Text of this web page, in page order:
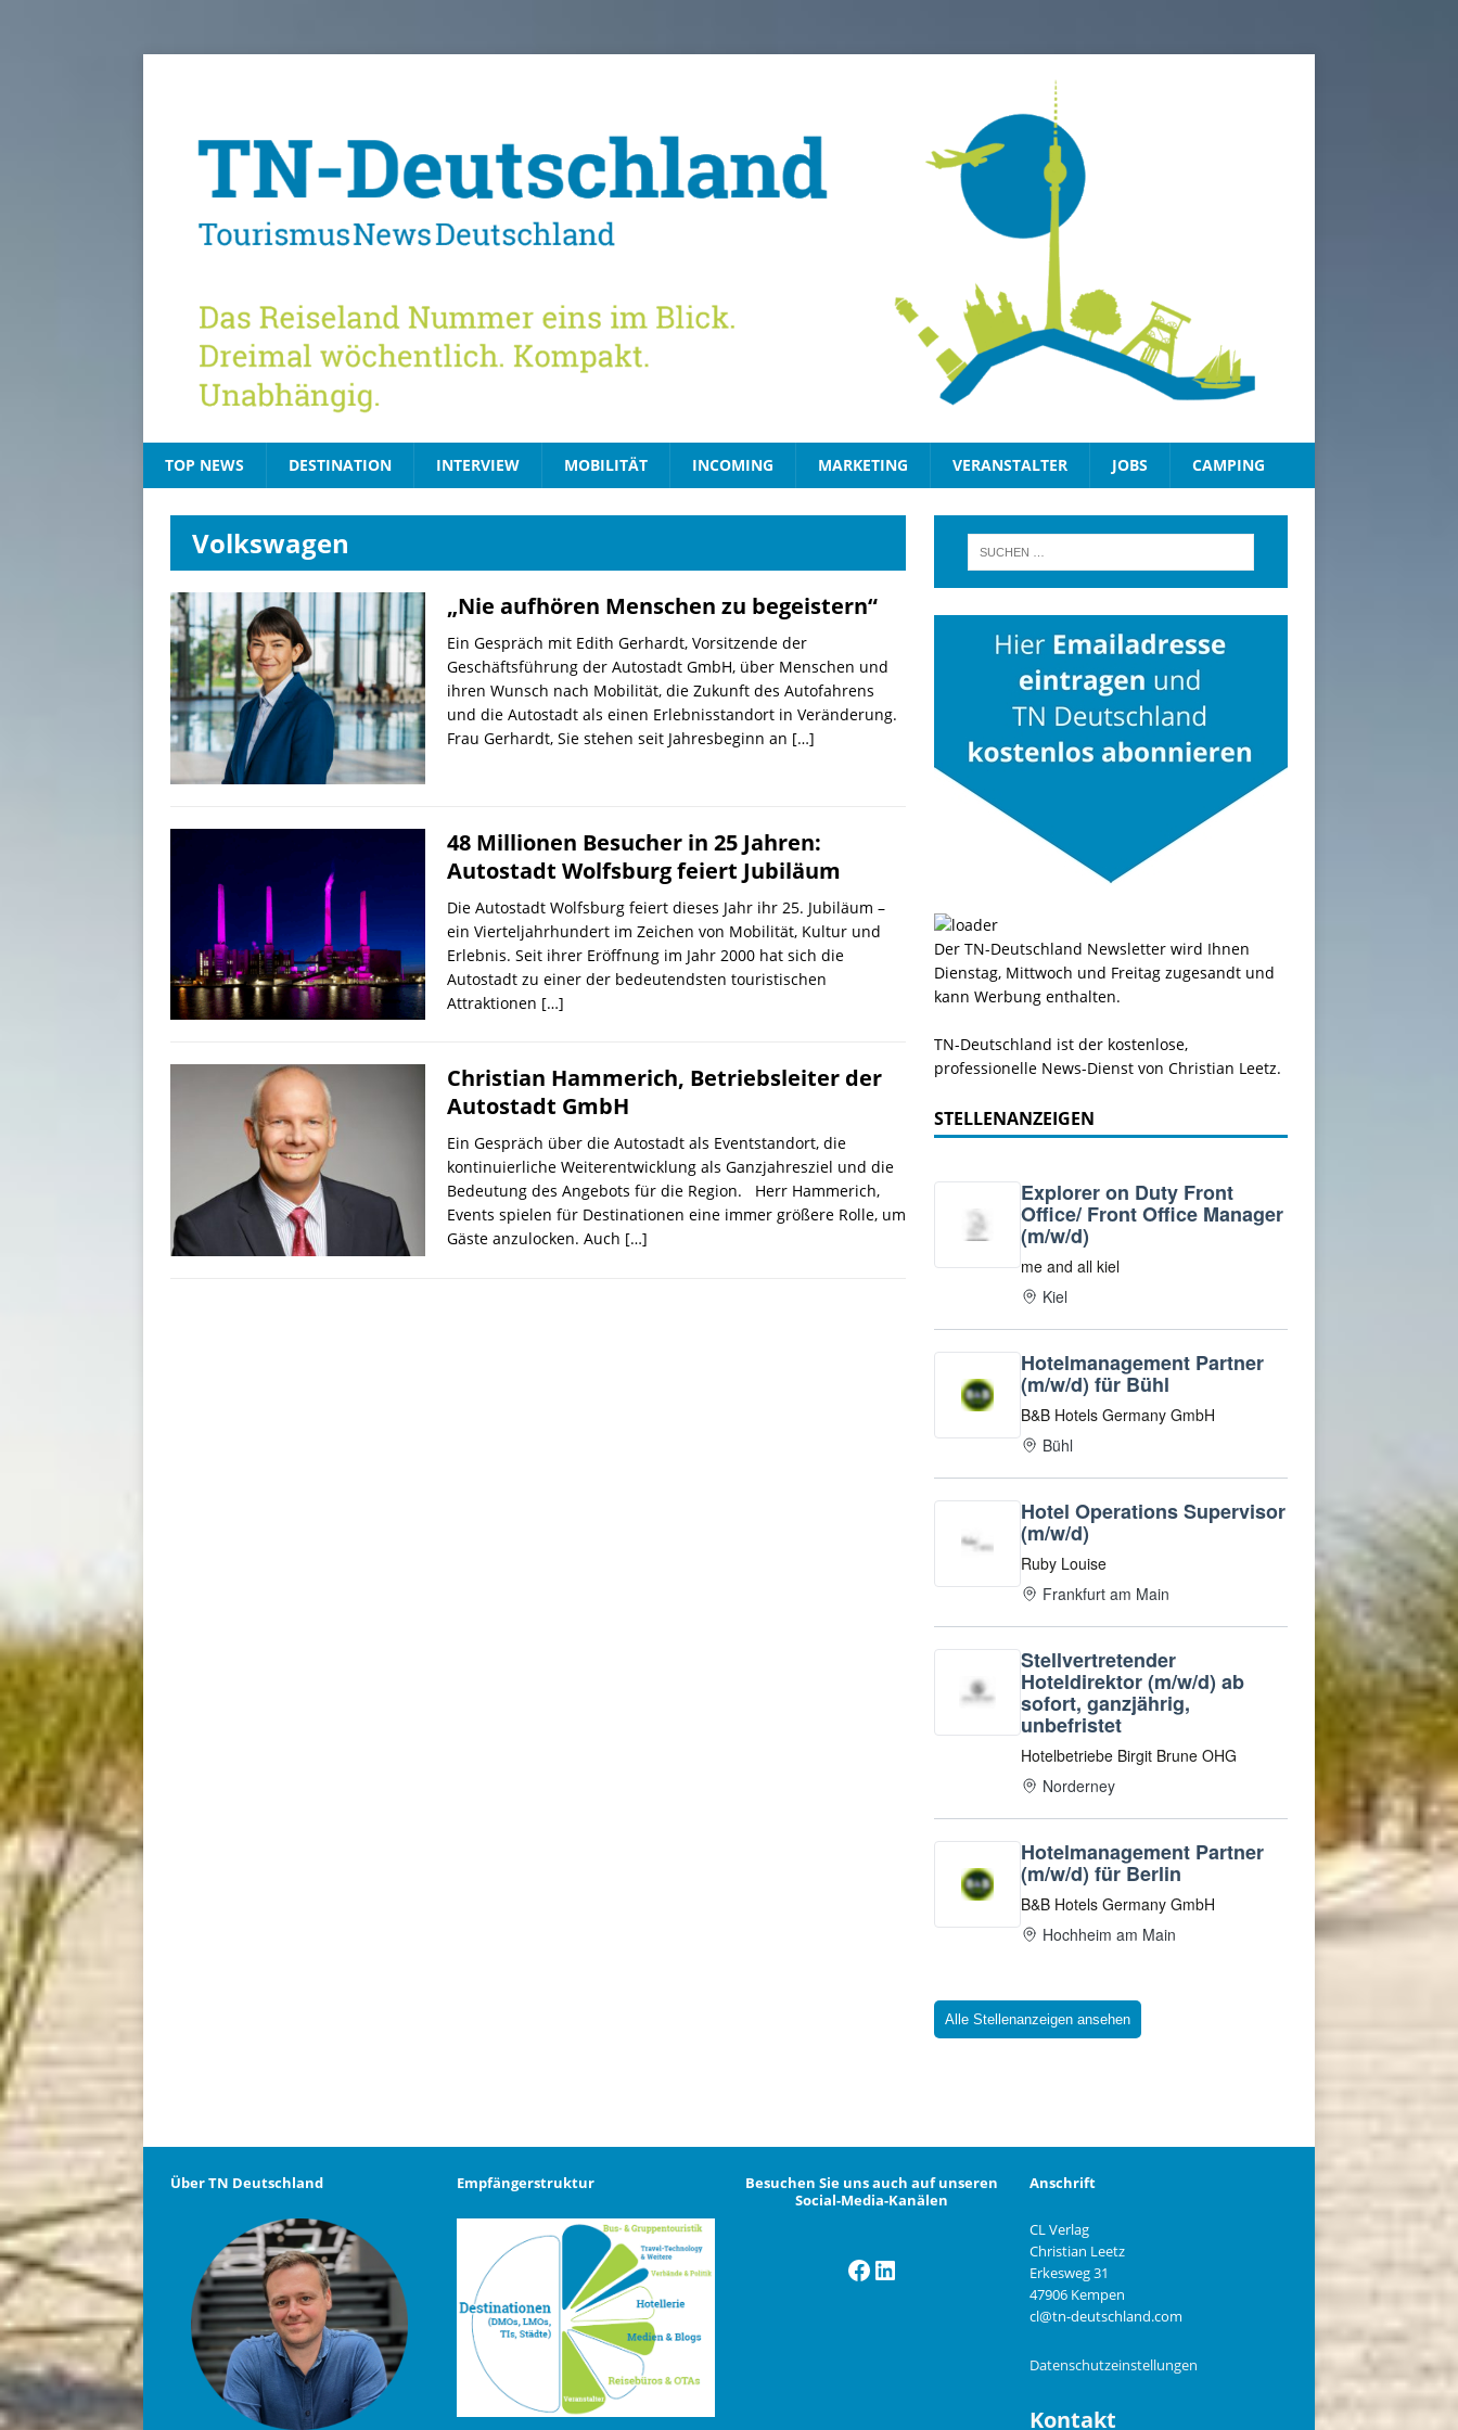
TOP NEWS DESTINATION INTERVIEW MOBILITÄT INCOMING MARKETING VERANSTALTER JOBS CAMPING
Volkswagen
„Nie aufhören Menschen zu begeistern“
Ein Gespräch mit Edith Gerhardt, Vorsitzende der
Geschäftsführung der Autostadt GmbH, über Menschen und
ihren Wunsch nach Mobilität, die Zukunft des Autofahrens
und die Autostadt als einen Erlebnisstandort in Veränderung.
Frau Gerhardt, Sie stehen seit Jahresbeginn an […]
48 Millionen Besucher in 25 Jahren:
Autostadt Wolfsburg feiert Jubiläum
Die Autostadt Wolfsburg feiert dieses Jahr ihr 25. Jubiläum –
ein Vierteljahrhundert im Zeichen von Mobilität, Kultur und
Erlebnis. Seit ihrer Eröffnung im Jahr 2000 hat sich die
Autostadt zu einer der bedeutendsten touristischen
Attraktionen […]
Christian Hammerich, Betriebsleiter der
Autostadt GmbH
Ein Gespräch über die Autostadt als Eventstandort, die
kontinuierliche Weiterentwicklung als Ganzjahresziel und die
Bedeutung des Angebots für die Region. Herr Hammerich,
Events spielen für Destinationen eine immer größere Rolle, um
Gäste anzulocken. Auch […]
Der TN-Deutschland Newsletter wird Ihnen
Dienstag, Mittwoch und Freitag zugesandt und
kann Werbung enthalten.
TN-Deutschland ist der kostenlose,
professionelle News-Dienst von Christian Leetz.
STELLENANZEIGEN
Alle Stellenanzeigen ansehen
Über TN Deutschland Empfängerstruktur
Besuchen Sie uns auch auf unseren
Social-Media-Kanälen
Facebook
LinkedIn
Anschrift
CL Verlag
Christian Leetz
Erkesweg 31
47906 Kempen
cl@tn-deutschland.com
Datenschutzeinstellungen
Kontakt